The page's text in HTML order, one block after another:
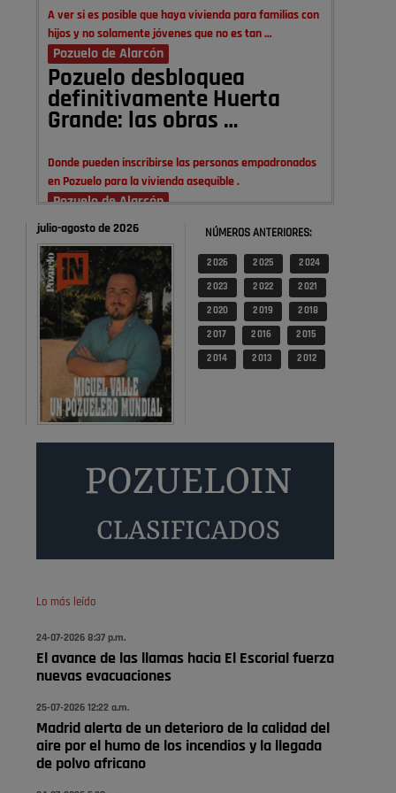
A ver si es posible que haya vivienda para familias con
hijos y no solamente jóvenes que no es tan …
Pozuelo de Alarcón
Pozuelo desbloquea
definitivamente Huerta
Grande: las obras …
Donde pueden inscribirse las personas empadronados
en Pozuelo para la vivienda asequible .
Pozuelo de Alarcón
Pozuelo desbloquea
definitivamente Huerta
Grande: las obras …
También pienso que si no fuéramos tan sucios no haría
falta denunciar nada
Pozuelo de Alarcón
Quejas por el deterioro de
la limpieza …
Pozuelo de Alarcón
🔴 EXCLUSIVA | El comisario
de la …
😆Durán menos qué un caramelo en la puerta de un
Pozuelo de Alarcón
🔴 EXCLUSIVA | El comisario
de la …
Pozuelo de Alarcón
🔴 EXCLUSIVA | El comisario
de la …
julio-agosto de 2026 NÚMEROS ANTERIORES:
2 026 2 025 2 024
2 023 2 022 2 021
2 020 2 019 2 018
2 017 2 016 2 015
2 014 2 013 2 012
Lo más leído
24-07-2026 8:37 p.m.
El avance de las llamas hacia El Escorial fuerza
nuevas evacuaciones
25-07-2026 12:22 a.m.
Madrid alerta de un deterioro de la calidad del
aire por el humo de los incendios y la llegada
de polvo africano